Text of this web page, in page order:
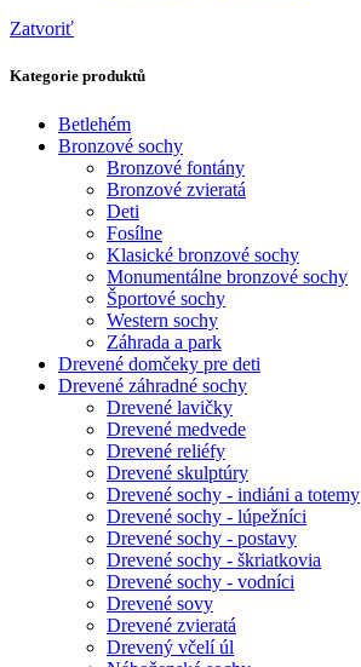
Zatvoriť
Kategorie produktů
Betlehém
Bronzové sochy
Bronzové fontány
Bronzové zvieratá
Deti
Fosílne
Klasické bronzové sochy
Monumentálne bronzové sochy
Športové sochy
Western sochy
Záhrada a park
Drevené domčeky pre deti
Drevené záhradné sochy
Drevené lavičky
Drevené medvede
Drevené reliéfy
Drevené skulptúry
Drevené sochy - indiáni a totemy
Drevené sochy - lúpežníci
Drevené sochy - postavy
Drevené sochy - škriatkovia
Drevené sochy - vodníci
Drevené sovy
Drevené zvieratá
Drevený včelí úl